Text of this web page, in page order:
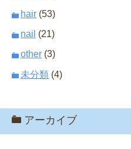
hair (53)
nail (21)
other (3)
未分類 (4)
アーカイブ